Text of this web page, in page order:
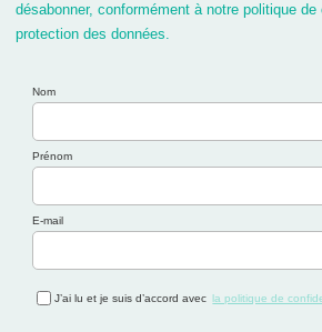
désabonner, conformément à notre politique
protection des données.
Nom
Prénom
E-mail
J’ai lu et je suis d’accord avec la politique de